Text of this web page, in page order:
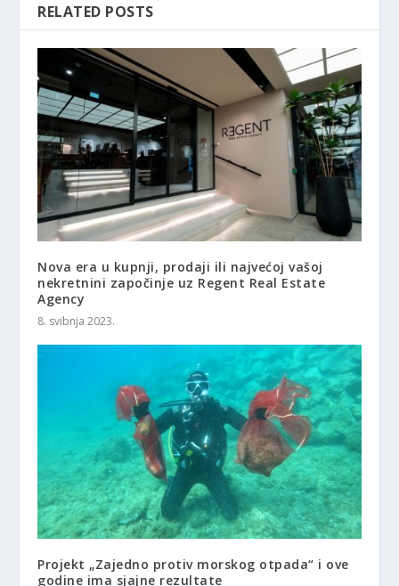
RELATED POSTS
Nova era u kupnji, prodaji ili najvećoj vašoj
nekretnini započinje uz Regent Real Estate
Agency
8. svibnja 2023.
Projekt „Zajedno protiv morskog otpada“ i ove
godine ima sjajne rezultate